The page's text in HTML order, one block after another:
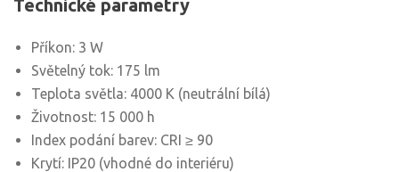
Technické parametry
Příkon: 3 W
Světelný tok: 175 lm
Teplota světla: 4000 K (neutrální bílá)
Životnost: 15 000 h
Index podání barev: CRI ≥ 90
Krytí: IP20 (vhodné do interiéru)